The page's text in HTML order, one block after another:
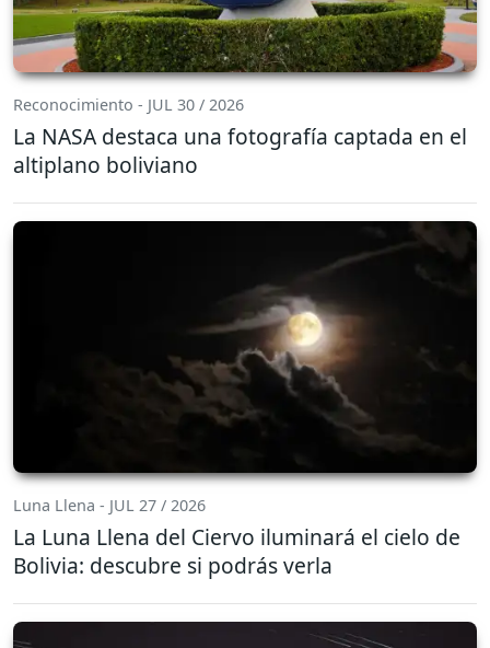
Reconocimiento - JUL 30 / 2026
La NASA destaca una fotografía captada en el
altiplano boliviano
Luna Llena - JUL 27 / 2026
La Luna Llena del Ciervo iluminará el cielo de
Bolivia: descubre si podrás verla